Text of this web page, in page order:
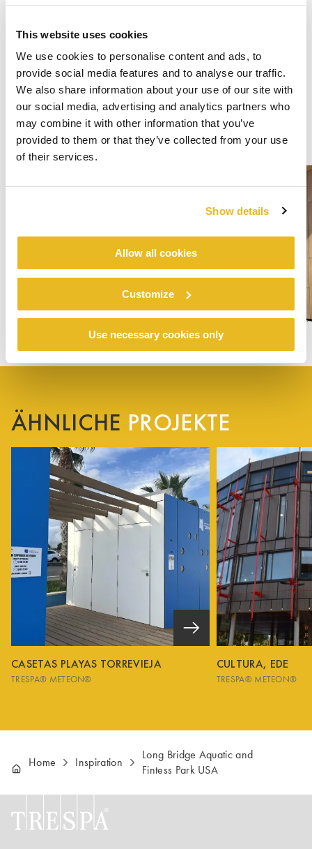
This website uses cookies
We use cookies to personalise content and ads, to
provide social media features and to analyse our traffic.
We also share information about your use of our site with
our social media, advertising and analytics partners who
may combine it with other information that you’ve
provided to them or that they’ve collected from your use
of their services.
Show details
Allow all cookies
Customize
Use necessary cookies only
ÄHNLICHE PROJEKTE
CASETAS PLAYAS TORREVIEJA
TRESPA® METEON®
CULTURA, EDE
TRESPA® METEON®
Home Inspiration
Long Bridge Aquatic and
Fintess Park USA